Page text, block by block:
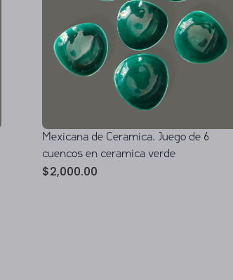
Mexicana de Ceramica. Juego de 6
cuencos en ceramica verde
$2,000.00